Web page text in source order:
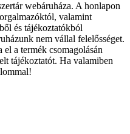
webáruháza. A honlapon
valamint
és tájékoztatókból
nem vállal felelősséget.
a termék csomagolásán
tájékoztatót. Ha valamiben